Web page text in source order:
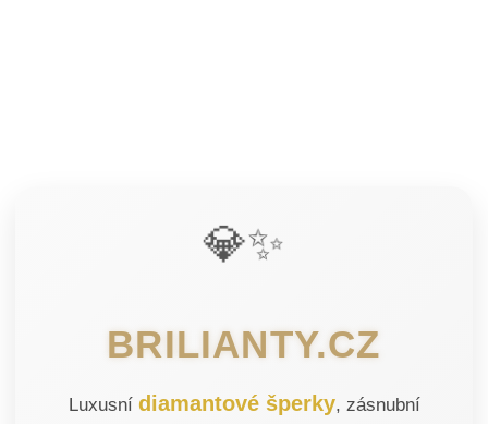
💎✨
BRILIANTY.CZ
Luxusní diamantové šperky, zásnubní